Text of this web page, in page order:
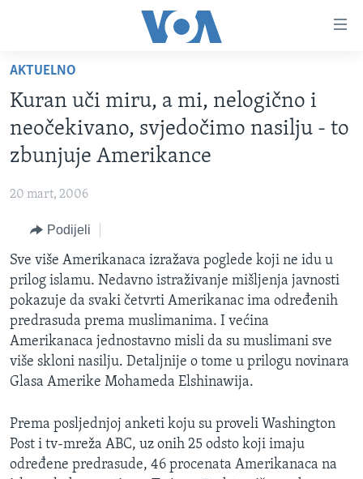
glavni
sadržaj
na
glavnu
Idi
pretragu
VIDEO
FOTOGRAFIJE DANA
SJEDINJENE AMERIČKE DRŽAVE
BOSNA I HERCEGOVINA
SVIJET
NAUKA I TEHNOLOGIJA
SPECIJALNI PROJEKTI
KORUPCIJA
SLOBODA MEDIJA
ŽENSKA STRANA
IZBJEGLIČKA STRANA
MAGAZIN
Learning English
AKTUELNO
Kuran uči miru, a mi, nelogično i
neočekivano, svjedočimo nasilju - to
zbunjuje Amerikance
20 mart, 2006
Podijeli
Sve više Amerikanaca izražava poglede koji ne idu u
prilog islamu. Nedavno istraživanje mišljenja javnosti
pokazuje da svaki četvrti Amerikanac ima određenih
predrasuda prema muslimanima. I većina
Amerikanaca jednostavno misli da su muslimani sve
više skloni nasilju. Detaljnije o tome u prilogu novinara
Glasa Amerike Mohameda Elshinawija.
Prema posljednjoj anketi koju su proveli Washington
Post i tv-mreža ABC, uz onih 25 odsto koji imaju
određene predrasude, 46 procenata Amerikanaca na